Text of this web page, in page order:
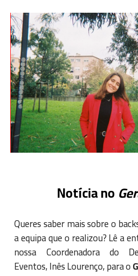
Notícia no
Queres saber mais sobre o
a equipa que o realizou? Lê a
nossa Coordenadora do
Eventos, Inês Lourenço, para o